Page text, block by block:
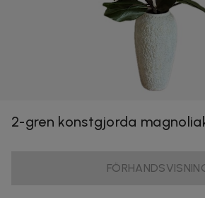
2-gren konstgjorda